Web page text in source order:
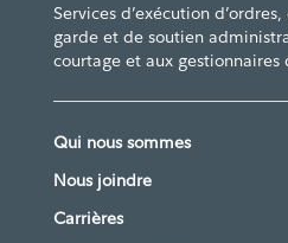
Services d’exécution
garde et de soutien
courtage et aux
Qui nous sommes
Nous joindre
Carrières